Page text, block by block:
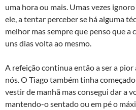
uma hora ou mais. Umas vezes
ele, a tentar perceber se há alguma
melhor mas sempre que penso que a
uns dias volta ao mesmo.
A refeição continua então a ser a
nós. O Tiago também tinha
vestir de manhã mas consegui dar a
mantendo-o sentado ou em pé o